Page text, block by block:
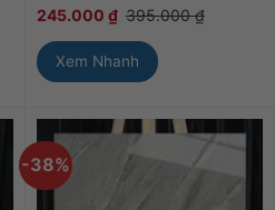
245.000 ₫ 395.000₫
Xem Nhanh
-38%